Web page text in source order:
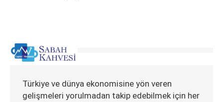
Türkiye ve dünya ekonomisine yön veren
gelişmeleri yorulmadan takip edebilmek için her